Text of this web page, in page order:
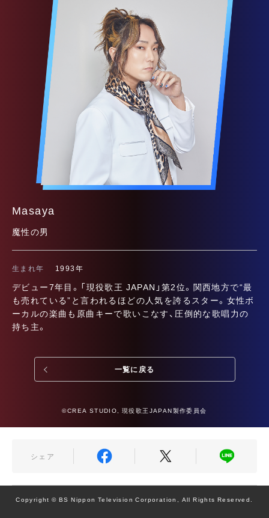
Masaya
魔性の男
生まれ年 1993年
デビュー7年目。「現役歌王 JAPAN」第2位。関西地方で“最
も売れている”と言われるほどの人気を誇るスター。女性ボ
ーカルの楽曲も原曲キーで歌いこなす、圧倒的な歌唱力の
持ち主。
一覧に戻る
©CREA STUDIO, 現役歌王JAPAN製作委員会
シェア
Copyright © BS Nippon Television Corporation, All Rights Reserved.